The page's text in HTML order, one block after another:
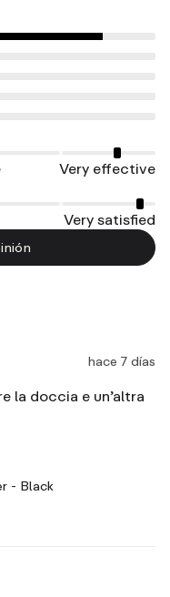
Very effective
Very satisfied
hace 7 días
la doccia e un’altra
- Black